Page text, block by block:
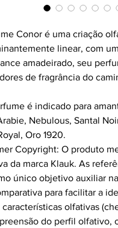
Conor é uma criação
linear, com
amadeirado, seu
de fragrância do
é indicado para
Nebulous, Santal
Oro 1920.
Copyright: O produto
da marca Klauk. As
único objetivo auxiliar
para facilitar a
olfativas
do perfil olfativo,